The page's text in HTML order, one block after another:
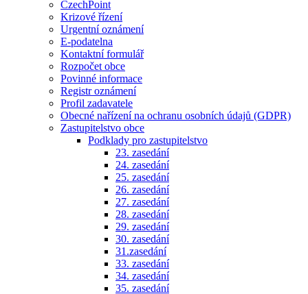
CzechPoint
Krizové řízení
Urgentní oznámení
E-podatelna
Kontaktní formulář
Rozpočet obce
Povinné informace
Registr oznámení
Profil zadavatele
Obecné nařízení na ochranu osobních údajů (GDPR)
Zastupitelstvo obce
Podklady pro zastupitelstvo
23. zasedání
24. zasedání
25. zasedání
26. zasedání
27. zasedání
28. zasedání
29. zasedání
30. zasedání
31.zasedání
33. zasedání
34. zasedání
35. zasedání